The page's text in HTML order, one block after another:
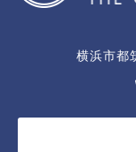
横浜市都